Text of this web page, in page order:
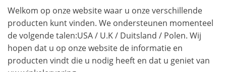
Welkom op onze website waar u onze verschillende
producten kunt vinden. We ondersteunen momenteel
de volgende talen:USA/ U.K/ Duitsland / Polen. Wij
hopen dat u op onze website de informatie en
producten vindt die u nodig heeft en dat u geniet van